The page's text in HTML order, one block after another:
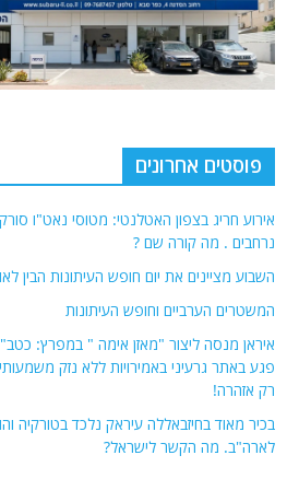
פוסטים אחרונים
אירוע חריג בצפון האטלנטי: מטוסי נאט"ו
נרחבים . מה קורה שם ?
השבוע מציינים את יום חופש העיתונות הבין
המשטרים הערביים וחופש העיתונות
איראן מנסה ליצור "מאזן אימה " במפרץ:
פגע באתר גרעיני באמירויות ללא נזק
רק אזהרה!
בכיר מאוד בחיזבאללה עיראק נלכד בטורקיה
לארה"ב. מה הקשר לישראל?